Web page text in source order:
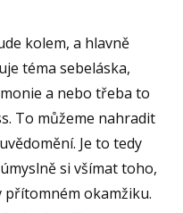
kolem, a hlavně
téma sebeláska,
a nebo třeba to
To můžeme nahradit
Je to tedy
si všímat toho,
přítomném okamžiku.